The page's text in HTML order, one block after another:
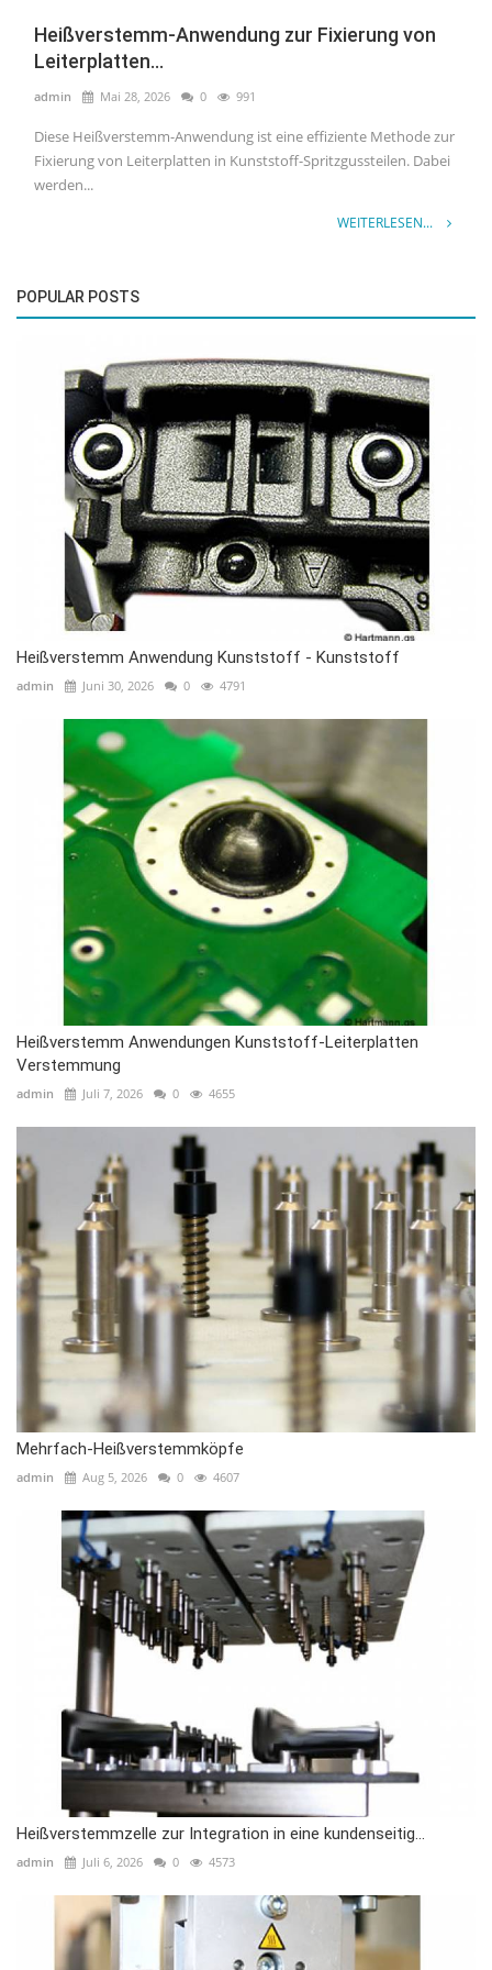
Heißverstemm-Anwendung zur Fixierung von
Leiterplatten...
admin Mai 28, 2026 0 991
Diese Heißverstemm-Anwendung ist eine effiziente Methode zur
Fixierung von Leiterplatten in Kunststoff-Spritzgussteilen. Dabei
werden...
WEITERLESEN...
POPULAR POSTS
Heißverstemm Anwendung Kunststoff - Kunststoff
admin Juni 30, 2026 0 4791
Heißverstemm Anwendungen Kunststoff-Leiterplatten
Verstemmung
admin Juli 7, 2026 0 4655
Mehrfach-Heißverstemmköpfe
admin Aug 5, 2026 0 4607
Heißverstemmzelle zur Integration in eine kundenseitig...
admin Juli 6, 2026 0 4573